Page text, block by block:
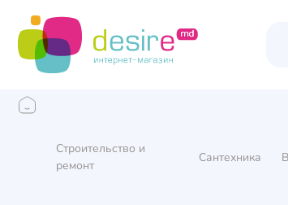
Строительство и
ремонт
Сантехника